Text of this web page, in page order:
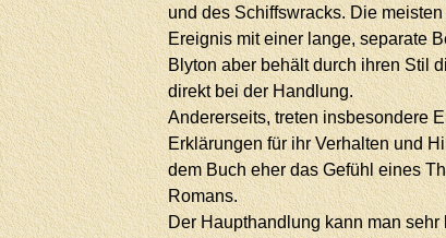
und des Schiffswracks. Die
Ereignis mit einer lange, separate
Blyton aber behält durch ihren Stil
direkt bei der Handlung.
Andererseits, treten insbesondere
Erklärungen für ihr Verhalten und
dem Buch eher das Gefühl eines
Romans.
Der Haupthandlung kann man